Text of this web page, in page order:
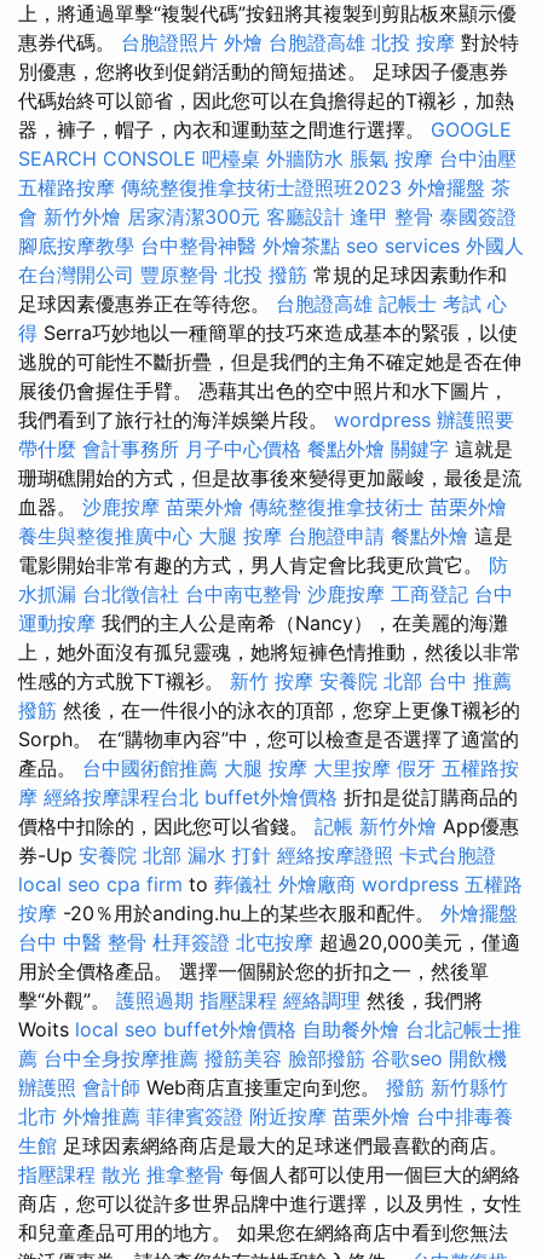
上，將通過單擊“複製代碼”按鈕將其複製到剪貼板來顯示優
惠券代碼。 台胞證照片 外燴 台胞證高雄 北投 按摩 對於特
別優惠，您將收到促銷活動的簡短描述。 足球因子優惠券
代碼始終可以節省，因此您可以在負擔得起的T襯衫，加熱
器，褲子，帽子，內衣和運動莖之間進行選擇。 GOOGLE
SEARCH CONSOLE 吧檯桌 外牆防水 脹氣 按摩 台中油壓
五權路按摩 傳統整復推拿技術士證照班2023 外燴擺盤 茶
會 新竹外燴 居家清潔300元 客廳設計 逢甲 整骨 泰國簽證
腳底按摩教學 台中整骨神醫 外燴茶點 seo services 外國人
在台灣開公司 豐原整骨 北投 撥筋 常規的足球因素動作和
足球因素優惠券正在等待您。 台胞證高雄 記帳士 考試 心
得 Serra巧妙地以一種簡單的技巧來造成基本的緊張，以使
逃脫的可能性不斷折疊，但是我們的主角不確定她是否在伸
展後仍會握住手臂。 憑藉其出色的空中照片和水下圖片，
我們看到了旅行社的海洋娛樂片段。 wordpress 辦護照要
帶什麼 會計事務所 月子中心價格 餐點外燴 關鍵字 這就是
珊瑚礁開始的方式，但是故事後來變得更加嚴峻，最後是流
血器。 沙鹿按摩 苗栗外燴 傳統整復推拿技術士 苗栗外燴
養生與整復推廣中心 大腿 按摩 台胞證申請 餐點外燴 這是
電影開始非常有趣的方式，男人肯定會比我更欣賞它。 防
水抓漏 台北徵信社 台中南屯整骨 沙鹿按摩 工商登記 台中
運動按摩 我們的主人公是南希（Nancy），在美麗的海灘
上，她外面沒有孤兒靈魂，她將短褲色情推動，然後以非常
性感的方式脫下T襯衫。 新竹 按摩 安養院 北部 台中 推薦
撥筋 然後，在一件很小的泳衣的頂部，您穿上更像T襯衫的
Sorph。 在“購物車內容”中，您可以檢查是否選擇了適當的
產品。 台中國術館推薦 大腿 按摩 大里按摩 假牙 五權路按
摩 經絡按摩課程台北 buffet外燴價格 折扣是從訂購商品的
價格中扣除的，因此您可以省錢。 記帳 新竹外燴 App優惠
券-Up 安養院 北部 漏水 打針 經絡按摩證照 卡式台胞證
local seo cpa firm to 葬儀社 外燴廠商 wordpress 五權路
按摩 -20％用於anding.hu上的某些衣服和配件。 外燴擺盤
台中 中醫 整骨 杜拜簽證 北屯按摩 超過20,000美元，僅適
用於全價格產品。 選擇一個關於您的折扣之一，然後單
擊“外觀”。 護照過期 指壓課程 經絡調理 然後，我們將
Woits local seo buffet外燴價格 自助餐外燴 台北記帳士推
薦 台中全身按摩推薦 撥筋美容 臉部撥筋 谷歌seo 開飲機
辦護照 會計師 Web商店直接重定向到您。 撥筋 新竹縣竹
北市 外燴推薦 菲律賓簽證 附近按摩 苗栗外燴 台中排毒養
生館 足球因素網絡商店是最大的足球迷們最喜歡的商店。
指壓課程 散光 推拿整骨 每個人都可以使用一個巨大的網絡
商店，您可以從許多世界品牌中進行選擇，以及男性，女性
和兒童產品可用的地方。 如果您在網絡商店中看到您無法